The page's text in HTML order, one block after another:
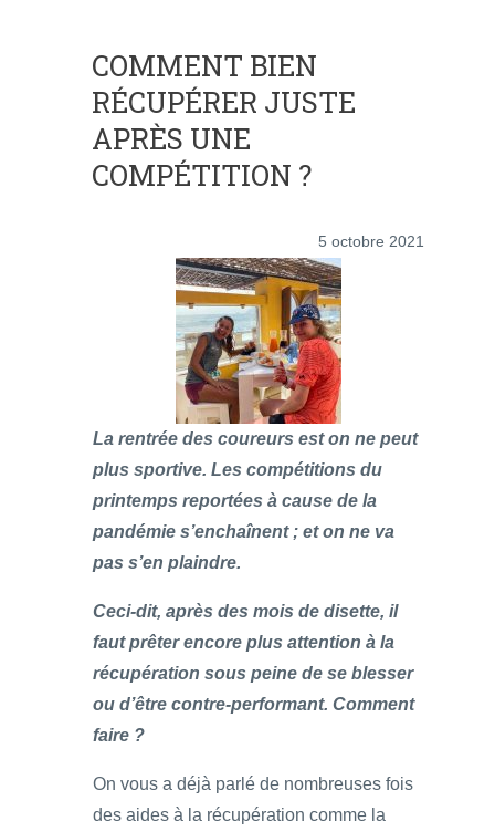
COMMENT BIEN
RÉCUPÉRER JUSTE
APRÈS UNE
COMPÉTITION ?
5 octobre 2021
La rentrée des coureurs est on ne peut
plus sportive. Les compétitions du
printemps reportées à cause de la
pandémie s’enchaînent ; et on ne va
pas s’en plaindre.
Ceci-dit, après des mois de disette, il
faut prêter encore plus attention à la
récupération sous peine de se blesser
ou d’être contre-performant. Comment
faire ?
On vous a déjà parlé de nombreuses fois
des aides à la récupération comme la